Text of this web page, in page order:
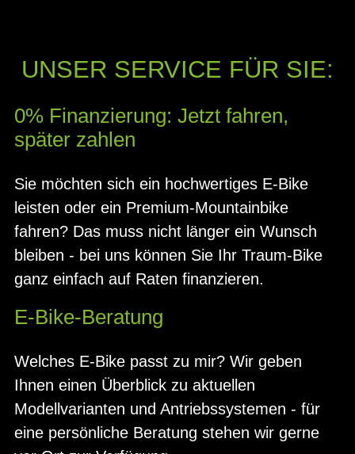
UNSER SERVICE FÜR SIE:
0% Finanzierung: Jetzt fahren,
später zahlen
Sie möchten sich ein hochwertiges E-Bike
leisten oder ein Premium-Mountainbike
fahren? Das muss nicht länger ein Wunsch
bleiben - bei uns können Sie Ihr Traum-Bike
ganz einfach auf Raten finanzieren.
E-Bike-Beratung
Welches E-Bike passt zu mir? Wir geben
Ihnen einen Überblick zu aktuellen
Modellvarianten und Antriebssystemen - für
eine persönliche Beratung stehen wir gerne